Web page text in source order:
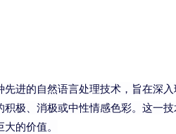
先进的自然语言处理技术，旨在深
积极、消极或中性情感色彩。这一
的价值。